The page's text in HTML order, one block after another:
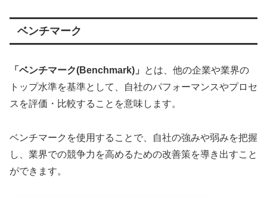
ベンチマーク
「ベンチマーク(Benchmark)」
とは、他の企業や業界の
トップ水準を基準として、自社のパフォーマンスやプロセ
スを評価・比較することを意味します。
ベンチマークを使用することで、自社の強みや弱みを把握
し、業界での競争力を高めるための改善策を導き出すこと
ができます。